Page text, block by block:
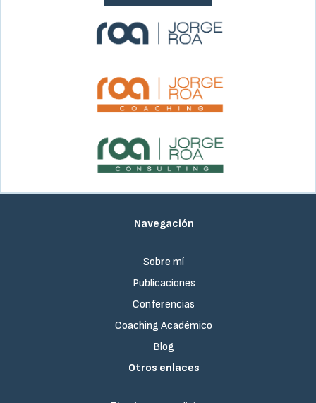
Navegación
Sobre mí
Publicaciones
Conferencias
Coaching Académico
Blog
Otros enlaces